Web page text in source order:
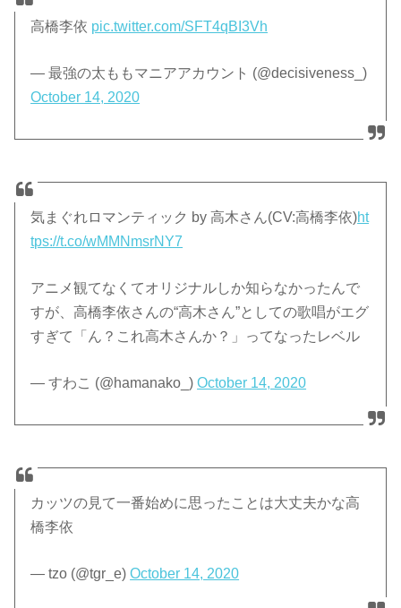
高橋李依 pic.twitter.com/SFT4qBI3Vh
— 最強の太ももマニアアカウント (@decisiveness_)
October 14, 2020
気まぐれロマンティック by 高木さん(CV:高橋李依)ht
tps://t.co/wMMNmsrNY7
アニメ観てなくてオリジナルしか知らなかったんで
すが、高橋李依さんの“高木さん”としての歌唱がエグ
すぎて「ん？これ高木さんか？」ってなったレベル
— すわこ (@hamanako_)October 14, 2020
カッツの見て一番始めに思ったことは大丈夫かな高
橋李依
— tzo (@tgr_e)October 14, 2020